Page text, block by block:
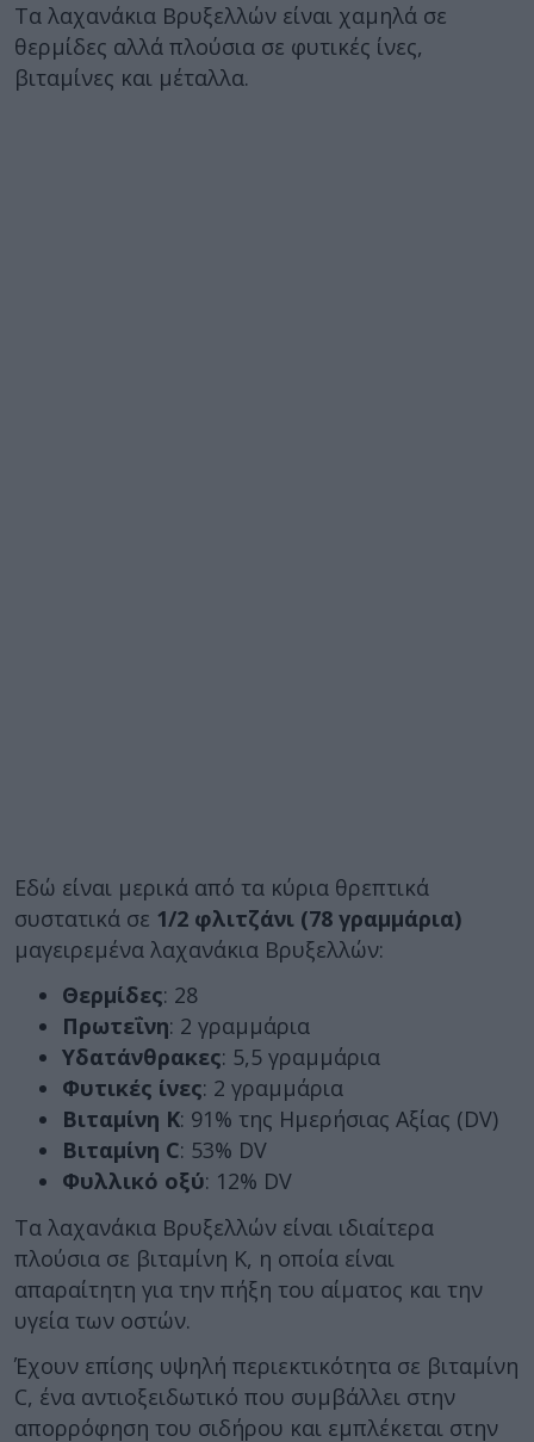
Τα λαχανάκια Βρυξελλών είναι χαμηλά σε
θερμίδες αλλά πλούσια σε φυτικές ίνες,
βιταμίνες και μέταλλα.
Εδώ είναι μερικά από τα κύρια θρεπτικά
συστατικά σε 1/2 φλιτζάνι (78 γραμμάρια)
μαγειρεμένα λαχανάκια Βρυξελλών:
Θερμίδες: 28
Πρωτεΐνη: 2 γραμμάρια
Υδατάνθρακες: 5,5 γραμμάρια
Φυτικές ίνες: 2 γραμμάρια
Βιταμίνη Κ: 91% της Ημερήσιας Αξίας (DV)
Βιταμίνη C: 53% DV
Φυλλικό οξύ: 12% DV
Τα λαχανάκια Βρυξελλών είναι ιδιαίτερα
πλούσια σε βιταμίνη Κ, η οποία είναι
απαραίτητη για την πήξη του αίματος και την
υγεία των οστών.
Έχουν επίσης υψηλή περιεκτικότητα σε βιταμίνη
C, ένα αντιοξειδωτικό που συμβάλλει στην
απορρόφηση του σιδήρου και εμπλέκεται στην